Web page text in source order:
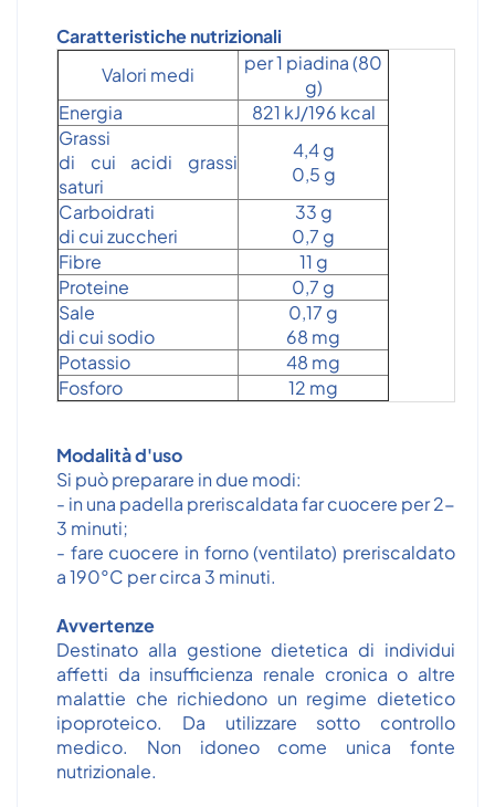
Caratteristiche nutrizionali
Valori medi
per 1 piadina (80
g)
Energia
821 kJ/196 kcal
Grassi
di cui acidi grassi
saturi
4,4 g
0,5 g
Carboidrati
di cui zuccheri
33 g
0,7 g
Fibre
11 g
Proteine
0,7 g
Sale
di cui sodio
0,17 g
68 mg
Potassio
48 mg
Fosforo
12 mg
Modalità d'uso
Si può preparare in due modi:
- in una padella preriscaldata far cuocere per 2-
3 minuti;
- fare cuocere in forno (ventilato) preriscaldato
a 190°C per circa 3 minuti.
Avvertenze
Destinato alla gestione dietetica di individui
affetti da insufficienza renale cronica o altre
malattie che richiedono un regime dietetico
ipoproteico. Da utilizzare sotto controllo
medico. Non idoneo come unica fonte
nutrizionale.